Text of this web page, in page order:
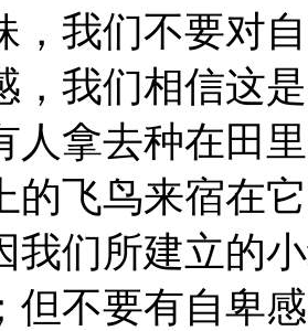
，我们不要对
，我们相信这
人拿去种在
的飞鸟来宿在
我们所建立的
但不要有自卑